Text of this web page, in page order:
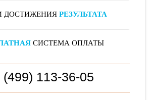
ДОСТИЖЕНИЯ РЕЗУЛЬТАТА
СИСТЕМА ОПЛАТЫ
(499) 113-36-05